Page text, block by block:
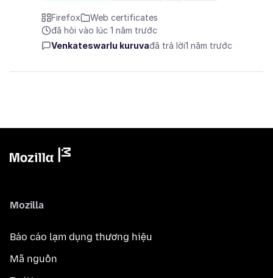
Firefox
Web certificates
đã hỏi vào lúc 1 năm trước
Venkateswarlu kuruvađã trả lời1 năm trước
Mozilla
Báo cáo lạm dụng thương hiệu
Mã nguồn